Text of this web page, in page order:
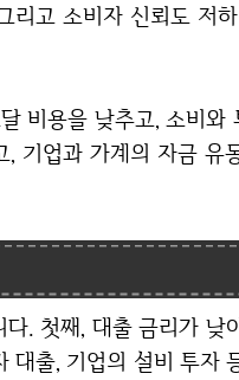
리고 소비자 신뢰도 저
기업과 가계의 자금 유
대출, 기업의 설비 투자